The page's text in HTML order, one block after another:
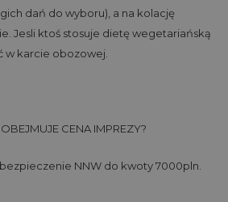
dań do wyboru), a na kolację
Jesli ktoś stosuje dietę wegetariańską
w karcie obozowej.
CENA IMPREZY?
NNW do kwoty 7000pln.